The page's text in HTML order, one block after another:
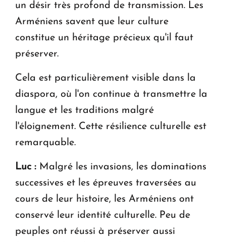
un désir très profond de transmission. Les
Arméniens savent que leur culture
constitue un héritage précieux qu'il faut
préserver.
Cela est particulièrement visible dans la
diaspora, où l'on continue à transmettre la
langue et les traditions malgré
l'éloignement. Cette résilience culturelle est
remarquable.
Luc : Malgré les invasions, les dominations
successives et les épreuves traversées au
cours de leur histoire, les Arméniens ont
conservé leur identité culturelle. Peu de
peuples ont réussi à préserver aussi